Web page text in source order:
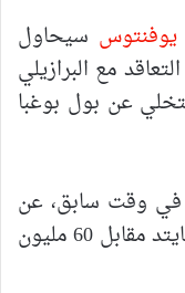
يوفنتوس سيحاول
مع البرازيلي
عن بول بوغبا
في وقت سابق، عن
دوغلاس كوستا لصالح مانشستر يونايتد مقابل 60 مليون